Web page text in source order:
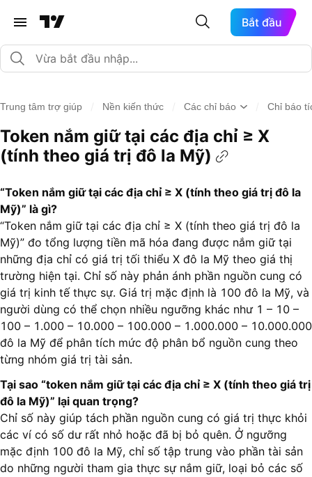
Bắt đầu
Trung tâm trợ giúp Nền kiến thức Các chỉ báo Chỉ báo
Token nắm giữ tại các địa chỉ ≥ X
(tính theo giá trị đô la Mỹ)
“Token nắm giữ tại các địa chỉ ≥ X (tính theo giá trị đô la
Mỹ)” là gì?
“Token nắm giữ tại các địa chỉ ≥ X (tính theo giá trị đô la
Mỹ)” đo tổng lượng tiền mã hóa đang được nắm giữ tại
những địa chỉ có giá trị tối thiểu X đô la Mỹ theo giá thị
trường hiện tại. Chỉ số này phản ánh phần nguồn cung có
giá trị kinh tế thực sự. Giá trị mặc định là 100 đô la Mỹ, và
người dùng có thể chọn nhiều ngưỡng khác như 1 – 10 –
100 – 1.000 – 10.000 – 100.000 – 1.000.000 – 10.000.000
đô la Mỹ để phân tích mức độ phân bổ nguồn cung theo
từng nhóm giá trị tài sản.
Tại sao “token nắm giữ tại các địa chỉ ≥ X (tính theo giá trị
đô la Mỹ)” lại quan trọng?
Chỉ số này giúp tách phần nguồn cung có giá trị thực khỏi
các ví có số dư rất nhỏ hoặc đã bị bỏ quên. Ở ngưỡng
mặc định 100 đô la Mỹ, chỉ số tập trung vào phần tài sản
do những người tham gia thực sự nắm giữ, loại bỏ các số